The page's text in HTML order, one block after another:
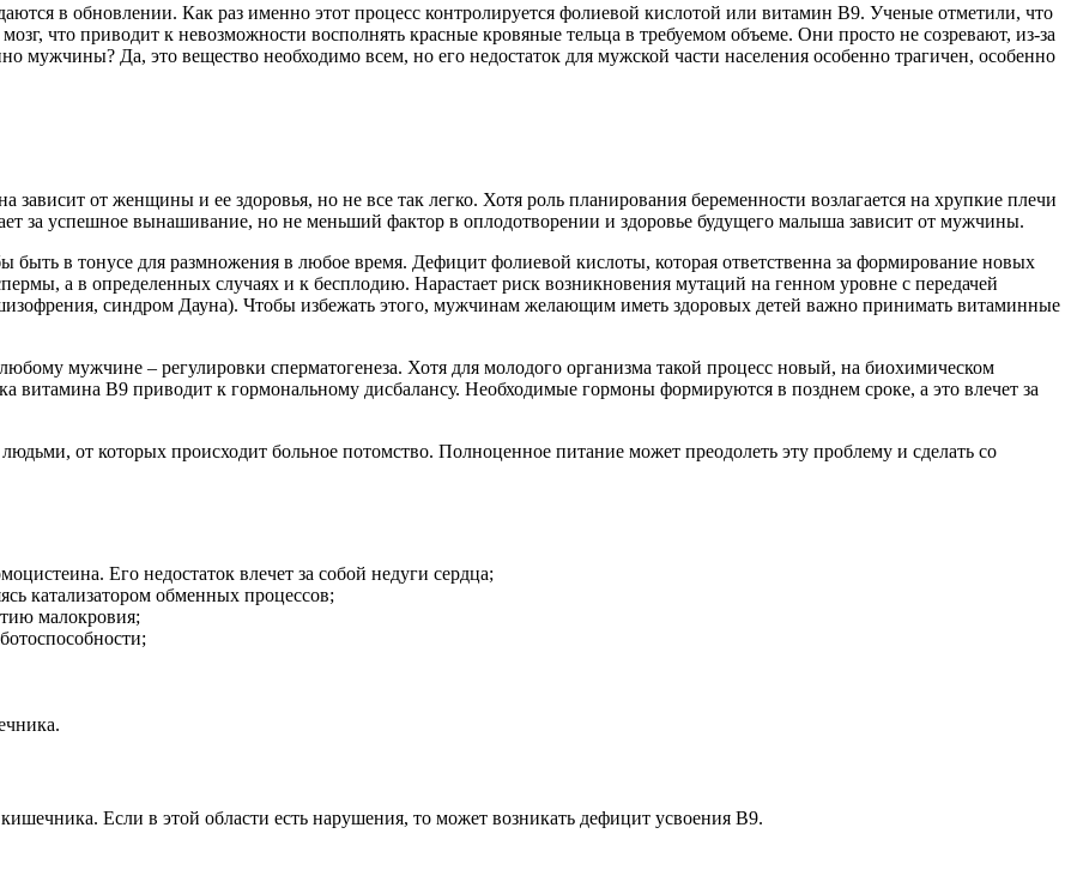
в обновлении. Как раз именно этот процесс контролируется фолиевой кислотой или витамин В9. Ученые отметили, что
что приводит к невозможности восполнять красные кровяные тельца в требуемом объеме. Они просто не созревают, из-за
мужчины? Да, это вещество необходимо всем, но его недостаток для мужской части населения особенно трагичен, особенно
от женщины и ее здоровья, но не все так легко. Хотя роль планирования беременности возлагается на хрупкие плечи
за успешное вынашивание, но не меньший фактор в оплодотворении и здоровье будущего малыша зависит от мужчины.
в тонусе для размножения в любое время. Дефицит фолиевой кислоты, которая ответственна за формирование новых
а в определенных случаях и к бесплодию. Нарастает риск возникновения мутаций на генном уровне с передачей
синдром Дауна). Чтобы избежать этого, мужчинам желающим иметь здоровых детей важно принимать витаминные
мужчине – регулировки сперматогенеза. Хотя для молодого организма такой процесс новый, на биохимическом
витамина В9 приводит к гормональному дисбалансу. Необходимые гормоны формируются в позднем сроке, а это влечет за
от которых происходит больное потомство. Полноценное питание может преодолеть эту проблему и сделать со
Его недостаток влечет за собой недуги сердца;
катализатором обменных процессов;
малокровия;
Если в этой области есть нарушения, то может возникать дефицит усвоения В9.